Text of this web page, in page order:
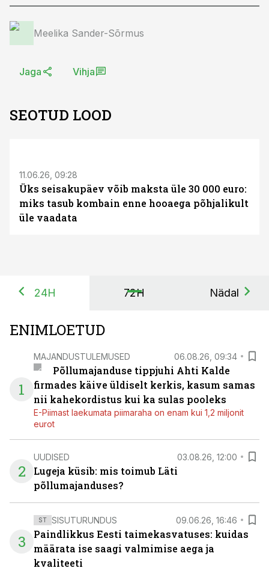
Meelika Sander-Sõrmus
Jaga Vihja
SEOTUD LOOD
11.06.26, 09:28
Üks seisakupäev võib maksta üle 30 000 euro:
miks tasub kombain enne hooaega põhjalikult
üle vaadata
24H 72H Nädal
ENIMLOETUD
1
MAJANDUSTULEMUSED 06.08.26, 09:34
Põllumajanduse tippjuhi Ahti Kalde
firmades käive üldiselt kerkis, kasum samas
nii kahekordistus kui ka sulas pooleks
E-Piimast laekumata piimaraha on enam kui 1,2 miljonit
eurot
2
UUDISED 03.08.26, 12:00
Lugeja küsib: mis toimub Läti
põllumajanduses?
3
ST SISUTURUNDUS 09.06.26, 16:46
Paindlikkus Eesti taimekasvatuses: kuidas
määrata ise saagi valmimise aega ja
kvaliteeti